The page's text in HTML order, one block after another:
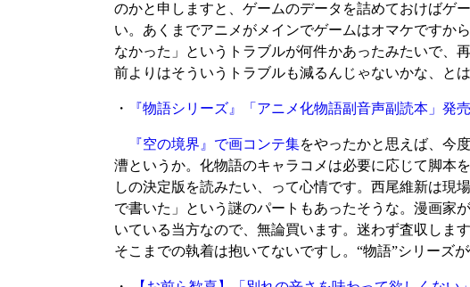
のかと申しますと、ゲームのデータを詰めておけばゲ
い。あくまでアニメがメインでゲームはオマケです
なかった」というトラブルが何件かあったみたいで、
前よりはそういうトラブルも減るんじゃないかな、とは
・ 『物語シリーズ』「アニメ化物語副音声副読本」発
『空の境界』で画コンテ集をやったかと思えば、今
漕というか。化物語のキャラコメは必要に応じて脚本
しの決定版を読みたい、って心情です。西尾維新は現
で書いた」という謎のパートもあったそうな。漫画家
いている当方なので、無論買います。迷わず査収しま
そこまでの執着は抱いてないですし。“物語”シリーズ